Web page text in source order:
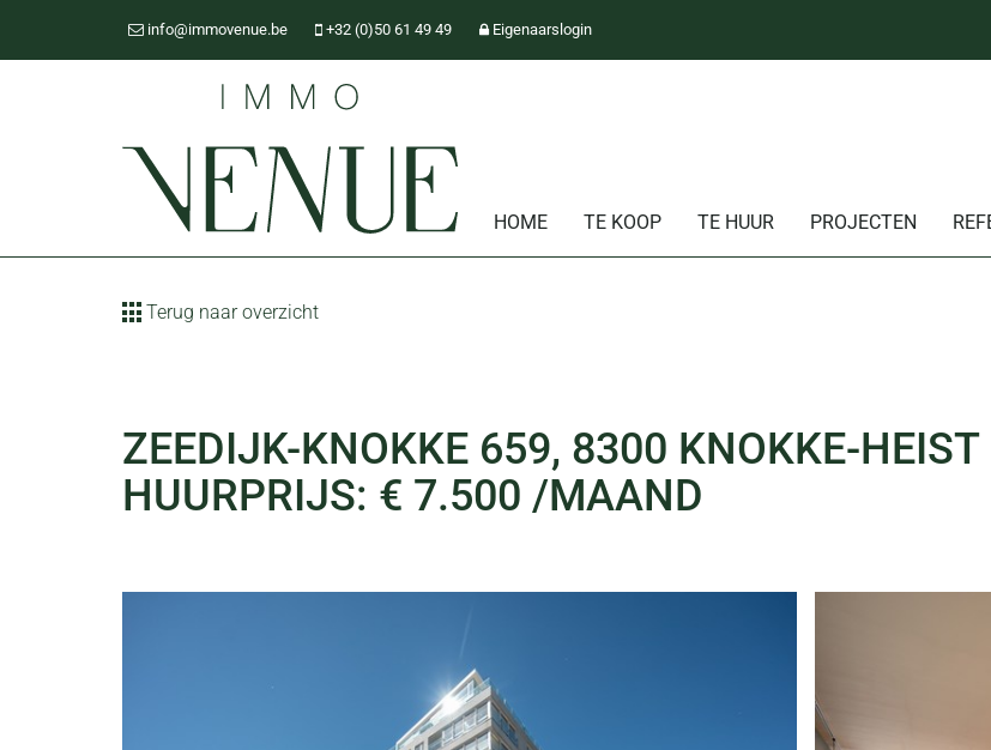
info@immovenue.be +32 (0)50 61 49 49 Eigenaarslogin
HOME TE KOOP TE HUUR PROJECTEN
Terug naar overzicht
ZEEDIJK-KNOKKE 659, 8300 KNOKKE-HEIST
HUURPRIJS: € 7.500 /MAAND